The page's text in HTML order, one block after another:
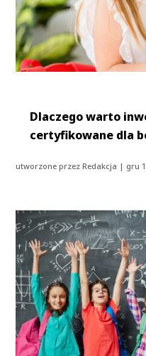
Dlaczego warto
certyfikowane dla
utworzone przezRedakcja | gru